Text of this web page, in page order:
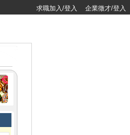
求職加入/登入 企業徵才/登入